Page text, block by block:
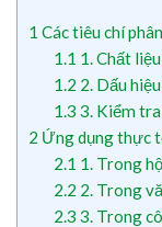
1 Các tiêu chí
1.1 1. Chất
1.2 2. Dấu
1.3 3. Kiểm
2 Ứng dụng thực
2.1 1. Trong
2.2 2. Trong
2.3 3. Trong